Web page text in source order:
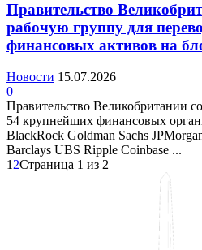
Правительство
рабочую группу для
финансовых активов на
Новости 15.07.2026
0
Правительство Великобритании
54 крупнейших финансовых
BlackRock Goldman Sachs
Barclays UBS Ripple Coinbase ...
1 2Страница 1 из 2